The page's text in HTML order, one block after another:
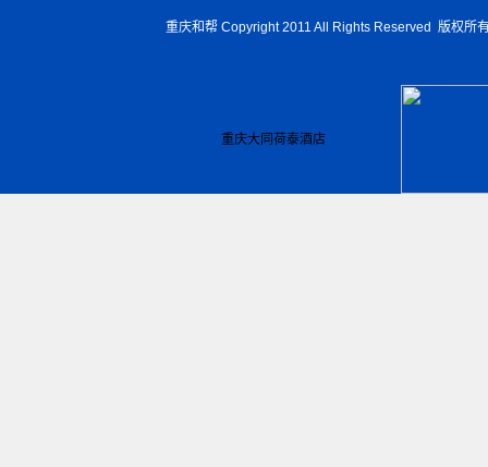
重庆和帮 Copyright 2011 All Rights Reserved 版权所
重庆大同荷泰酒店